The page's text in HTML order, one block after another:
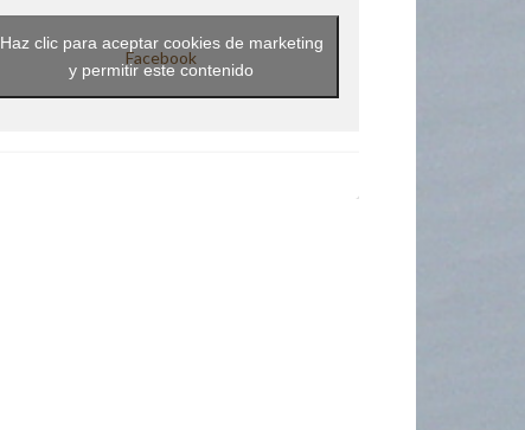
Facebook
Haz clic para aceptar cookies de marketing
y permitir este contenido